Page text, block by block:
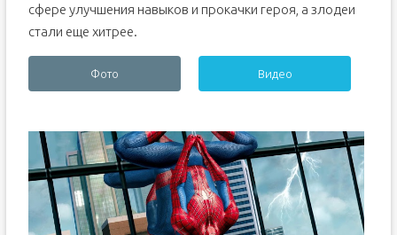
сфере улучшения навыков и прокачки героя, а злодеи
стали еще хитрее.
Фото Видео